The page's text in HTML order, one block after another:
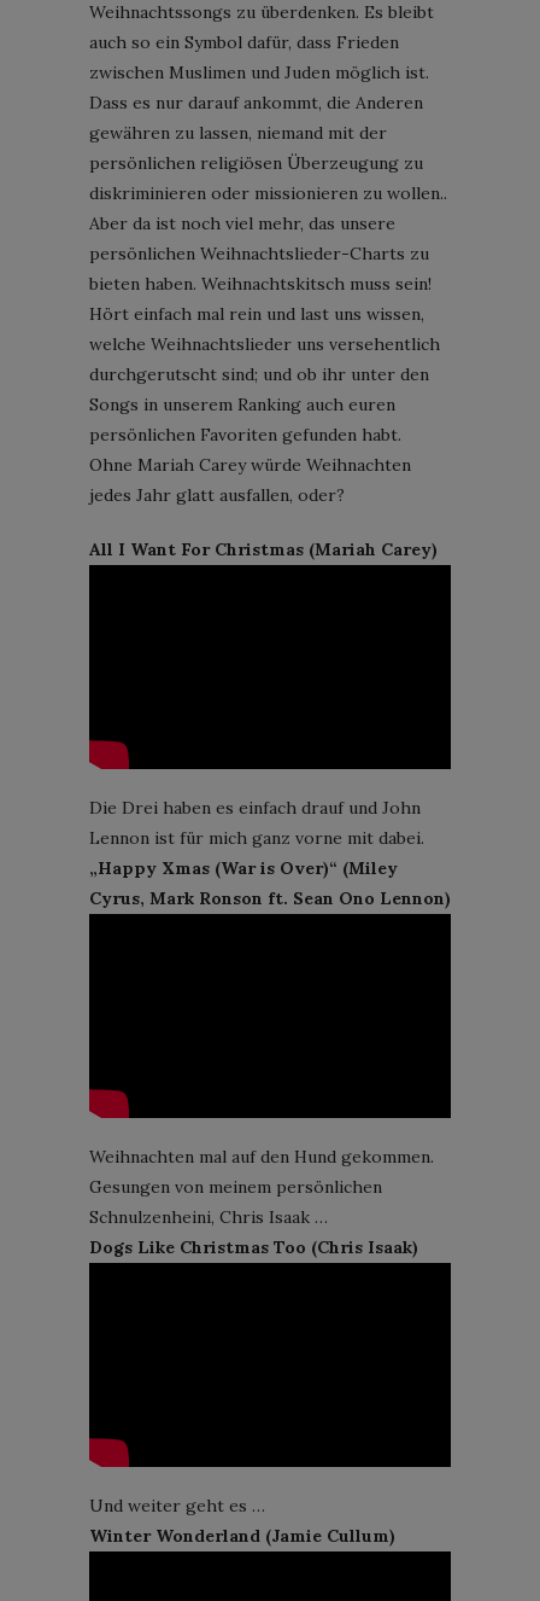
Weihnachtssongs zu überdenken. Es bleibt
auch so ein Symbol dafür, dass Frieden
zwischen Muslimen und Juden möglich ist.
Dass es nur darauf ankommt, die Anderen
gewähren zu lassen, niemand mit der
persönlichen religiösen Überzeugung zu
diskriminieren oder missionieren zu wollen..
Aber da ist noch viel mehr, das unsere
persönlichen Weihnachtslieder-Charts zu
bieten haben. Weihnachtskitsch muss sein!
Hört einfach mal rein und last uns wissen,
welche Weihnachtslieder uns versehentlich
durchgerutscht sind; und ob ihr unter den
Songs in unserem Ranking auch euren
persönlichen Favoriten gefunden habt.
Ohne Mariah Carey würde Weihnachten
jedes Jahr glatt ausfallen, oder?
All I Want For Christmas (Mariah Carey)
Die Drei haben es einfach drauf und John
Lennon ist für mich ganz vorne mit dabei.
„Happy Xmas (War is Over)“ (Miley
Cyrus, Mark Ronson ft. Sean Ono Lennon)
Weihnachten mal auf den Hund gekommen.
Gesungen von meinem persönlichen
Schnulzenheini, Chris Isaak …
Dogs Like Christmas Too (Chris Isaak)
Und weiter geht es …
Winter Wonderland (Jamie Cullum)